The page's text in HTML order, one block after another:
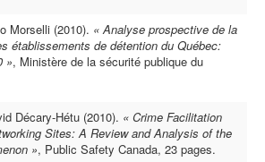
Morselli (2010). « Analyse prospective de la
établissements de détention du Québec:
», Ministère de la sécurité publique du
Décary-Hétu (2010). « Crime Facilitation
Sites: A Review and Analysis of the
», Public Safety Canada, 23 pages.